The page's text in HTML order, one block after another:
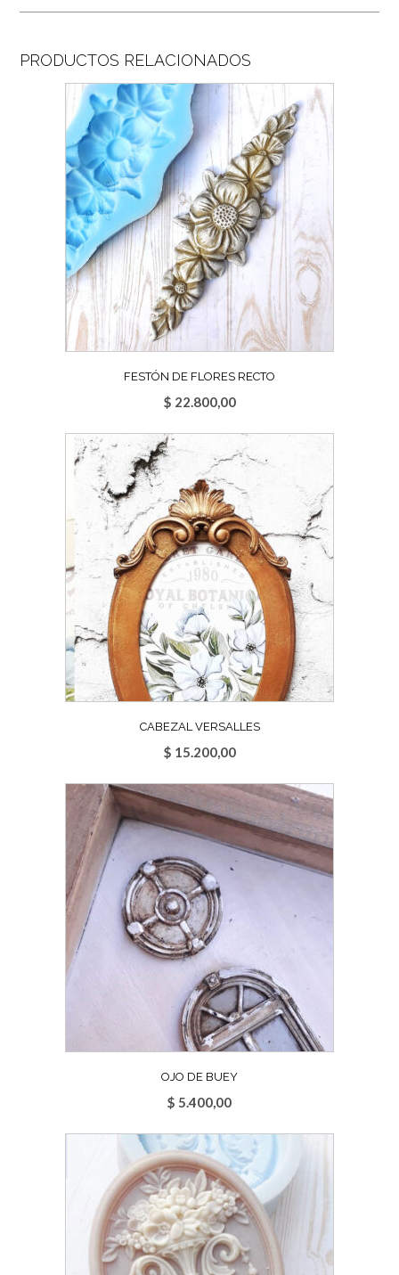
PRODUCTOS RELACIONADOS
FESTÓN DE FLORES RECTO
$ 22.800,00
CABEZAL VERSALLES
$ 15.200,00
OJO DE BUEY
$ 5.400,00